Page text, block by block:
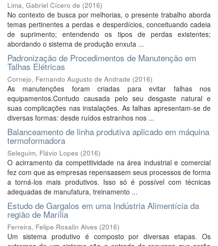
Lima, Gabriel Cícero de (2016)
No contexto de busca por melhorias, o presente trabalho aborda
temas pertinentes a perdas e desperdícios, conceituando cadeia
de suprimento; entendendo os tipos de perdas existentes;
abordando o sistema de produção enxuta ...
Padronização de Procedimentos de Manutenção em
Talhas Elétricas
Cornejo, Fernando Augusto de Andrade (2016)
As manutenções foram criadas para evitar falhas nos
equipamentos.Contudo causada pelo seu desgaste natural e
suas complicações nas instalações. As falhas apresentam-se de
diversas formas: desde ruídos estranhos nos ...
Balanceamento de linha produtiva aplicado em máquina
termoformadora
Seleguim, Flávio Lopes (2016)
O acirramento da competitividade na área industrial e comercial
fez com que as empresas repensassem seus processos de forma
a torná-los mais produtivos. Isso só é possível com técnicas
adequadas de manufatura, treinamento ...
Estudo de Gargalos em uma Indústria Alimentícia da
região de Marília
Ferreira, Felipe Rosalin Alves (2016)
Um sistema produtivo é composto por diversas etapas. Os